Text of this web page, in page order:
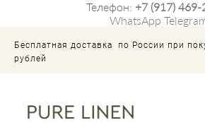
Телефон: +7 (917)
WhatsApp
Бесплатная доставка по России при
рублей